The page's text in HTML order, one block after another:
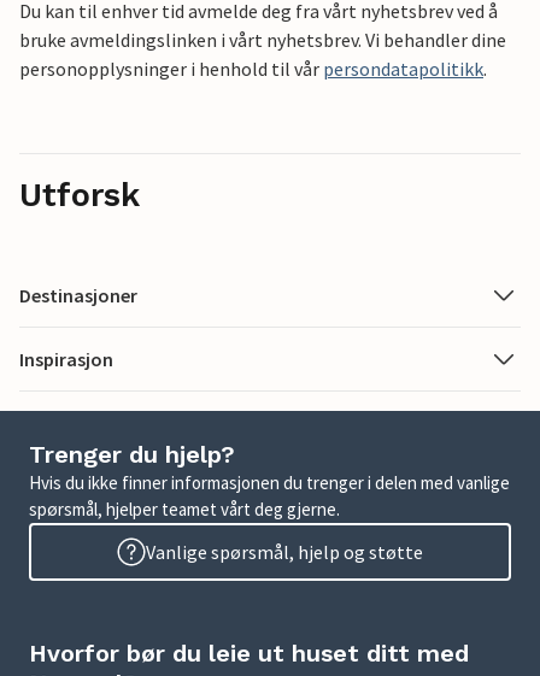
Du kan til enhver tid avmelde deg fra vårt nyhetsbrev ved å
bruke avmeldingslinken i vårt nyhetsbrev. Vi behandler dine
personopplysninger i henhold til vår persondatapolitikk.
Utforsk
Destinasjoner
Inspirasjon
Trenger du hjelp?
Hvis du ikke finner informasjonen du trenger i delen med vanlige
spørsmål, hjelper teamet vårt deg gjerne.
Vanlige spørsmål, hjelp og støtte
Hvorfor bør du leie ut huset ditt med